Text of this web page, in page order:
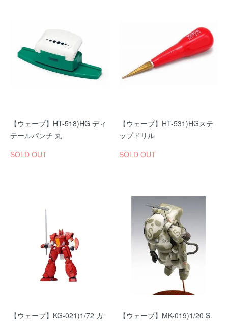
【ウェーブ】HT-518)HG ディ
テールパンチ 丸
SOLD OUT
【ウェーブ】HT-531)HGステ
ップドリル
SOLD OUT
【ウェーブ】KG-021)1/72 ガ
【ウェーブ】MK-019)1/20 S.